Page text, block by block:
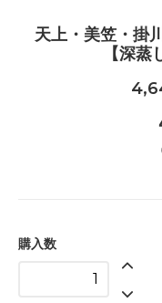
天上・美笠・
【深蒸
購入数